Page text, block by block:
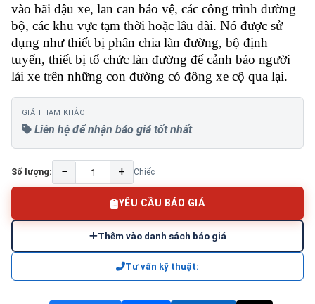
vào bãi đậu xe, lan can bảo vệ, các công trình đường
bộ, các khu vực tạm thời hoặc lâu dài. Nó được sử
dụng như thiết bị phân chia làn đường, bộ định
tuyến, thiết bị tổ chức làn đường để cảnh báo người
lái xe trên những con đường có đông xe cộ qua lại.
GIÁ THAM KHẢO
Liên hệ để nhận báo giá tốt nhất
Số lượng: − + Chiếc
YÊU CẦU BÁO GIÁ
Thêm vào danh sách báo giá
Tư vấn kỹ thuật: